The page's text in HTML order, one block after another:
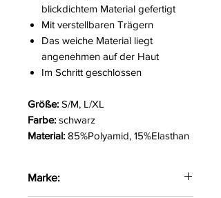
blickdichtem Material gefertigt
Mit verstellbaren Trägern
Das weiche Material liegt
angenehmen auf der Haut
Im Schritt geschlossen
Größe: S/M, L/XL
Farbe: schwarz
Material: 85%Polyamid, 15%Elasthan
Marke: